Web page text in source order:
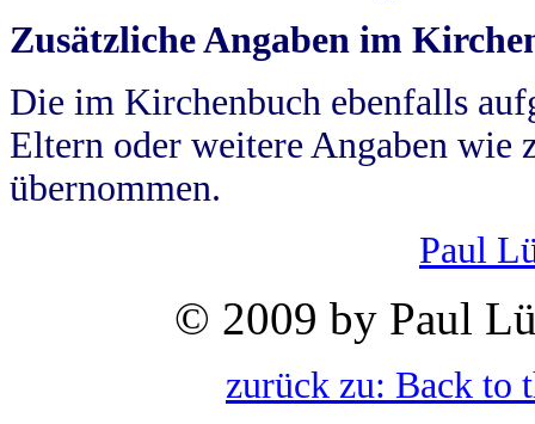
Zusätzliche Angaben im
Die im Kirchenbuch ebenfalls
Eltern oder weitere Angaben wie
übernommen.
Paul
© 2009 by Paul
zurück zu: Back to